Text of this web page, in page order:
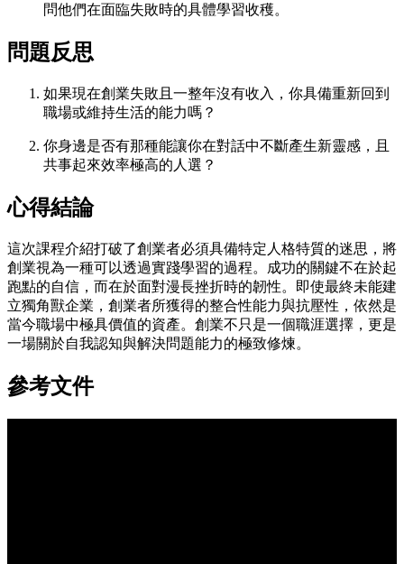
問他們在面臨失敗時的具體學習收穫。
問題反思
如果現在創業失敗且一整年沒有收入，你具備重新回到
職場或維持生活的能力嗎？
你身邊是否有那種能讓你在對話中不斷產生新靈感，且
共事起來效率極高的人選？
心得結論
這次課程介紹打破了創業者必須具備特定人格特質的迷思，將
創業視為一種可以透過實踐學習的過程。成功的關鍵不在於起
跑點的自信，而在於面對漫長挫折時的韌性。即使最終未能建
立獨角獸企業，創業者所獲得的整合性能力與抗壓性，依然是
當今職場中極具價值的資產。創業不只是一個職涯選擇，更是
一場關於自我認知與解決問題能力的極致修煉。
參考文件